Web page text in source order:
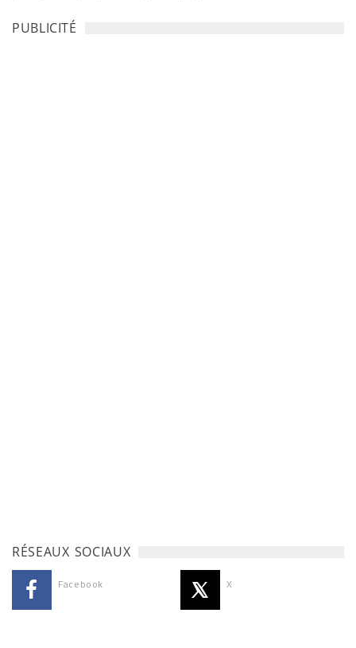
PUBLICITÉ
RÉSEAUX SOCIAUX
Facebook X